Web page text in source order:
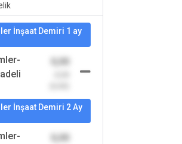
İnşaat Demiri 1 ay
0,00
İnşaat Demiri 2 Ay
0,00